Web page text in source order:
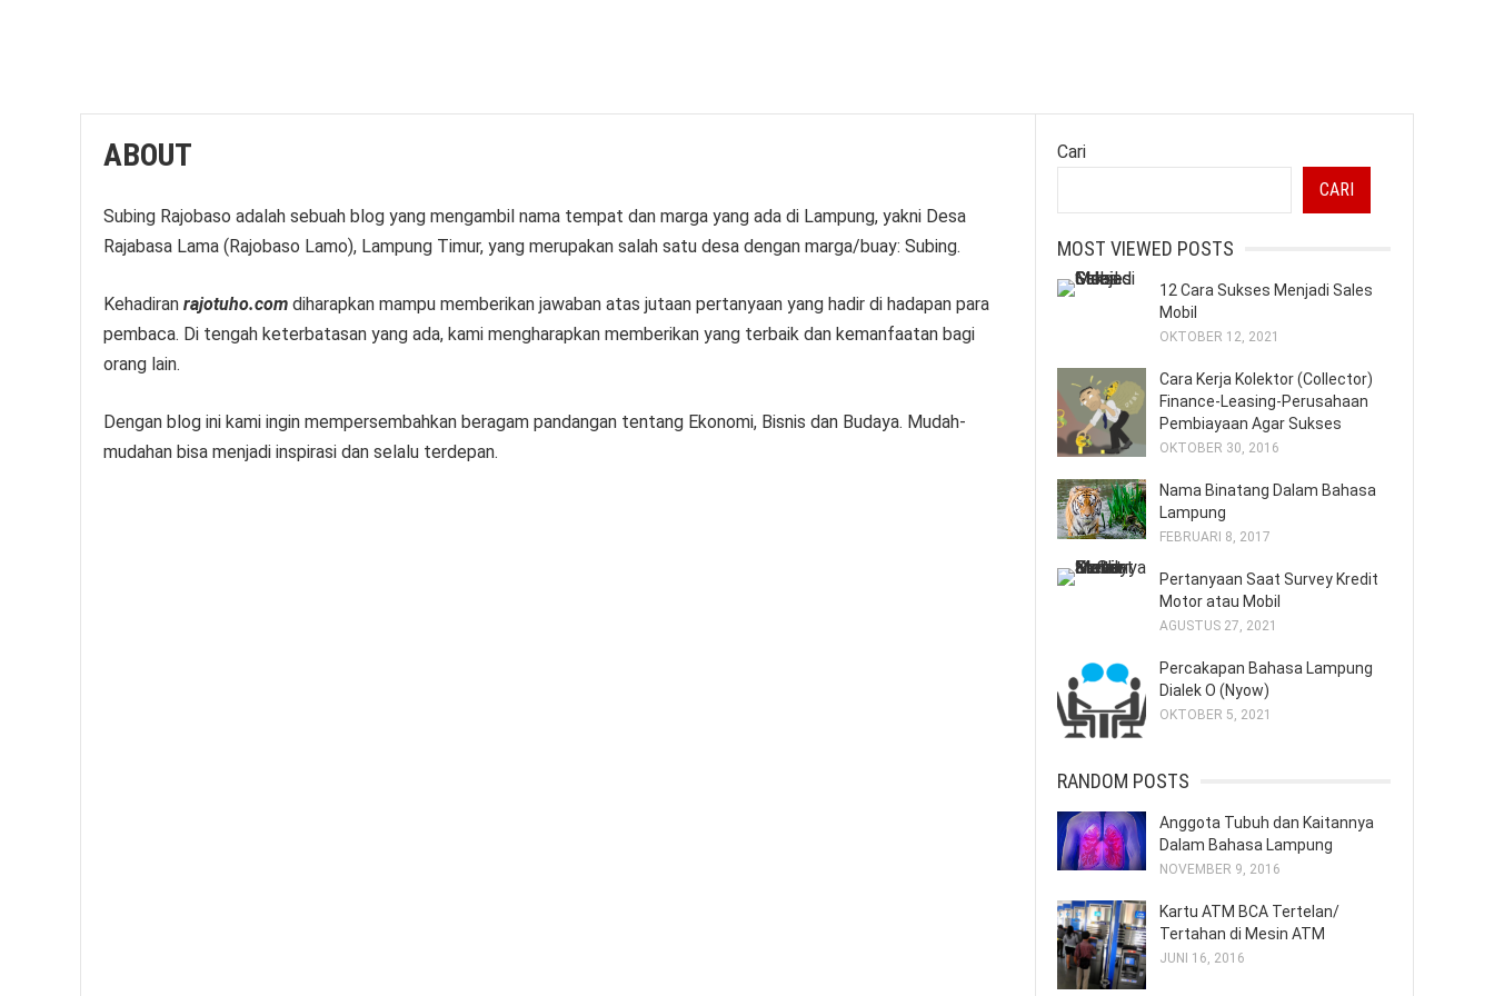
ABOUT
Subing Rajobaso adalah sebuah blog yang mengambil nama tempat dan marga yang ada di Lampung, yakni Desa
Rajabasa Lama (Rajobaso Lamo), Lampung Timur, yang merupakan salah satu desa dengan marga/buay: Subing.
Kehadiran rajotuho.com diharapkan mampu memberikan jawaban atas jutaan pertanyaan yang hadir di hadapan para
pembaca. Di tengah keterbatasan yang ada, kami mengharapkan memberikan yang terbaik dan kemanfaatan bagi
orang lain.
Dengan blog ini kami ingin mempersembahkan beragam pandangan tentang Ekonomi, Bisnis dan Budaya. Mudah-
mudahan bisa menjadi inspirasi dan selalu terdepan.
Cari
CARI
MOST VIEWED POSTS
12 Cara Sukses Menjadi Sales
Mobil
OKTOBER 12, 2021
Cara Kerja Kolektor (Collector)
Finance-Leasing-Perusahaan
Pembiayaan Agar Sukses
OKTOBER 30, 2016
Nama Binatang Dalam Bahasa
Lampung
FEBRUARI 8, 2017
Pertanyaan Saat Survey Kredit
Motor atau Mobil
AGUSTUS 27, 2021
Percakapan Bahasa Lampung
Dialek O (Nyow)
OKTOBER 5, 2021
RANDOM POSTS
Anggota Tubuh dan Kaitannya
Dalam Bahasa Lampung
NOVEMBER 9, 2016
Kartu ATM BCA Tertelan/
Tertahan di Mesin ATM
JUNI 16, 2016